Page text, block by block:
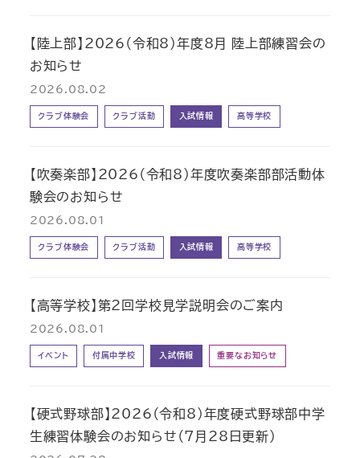
【陸上部】2026（令和8）年度8月 陸上部練習会の
お知らせ
2026.08.02
クラブ体験会 クラブ活動 入試情報 高等学校
【吹奏楽部】2026（令和8）年度吹奏楽部部活動体
験会のお知らせ
2026.08.01
クラブ体験会 クラブ活動 入試情報 高等学校
【高等学校】第2回学校見学説明会のご案内
2026.08.01
イベント 付属中学校 入試情報 重要なお知らせ
【硬式野球部】2026（令和8）年度硬式野球部中学
生練習体験会のお知らせ（7月28日更新）